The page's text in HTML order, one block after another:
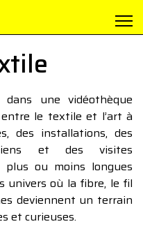
dans une vidéothèque
le textile et l’art à
des installations, des
et des visites
plus ou moins longues
univers où la fibre, le fil
deviennent un terrain
et curieuses.